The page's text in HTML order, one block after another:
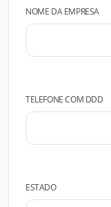
NOME DA EMPRESA
TELEFONE COM DDD
ESTADO